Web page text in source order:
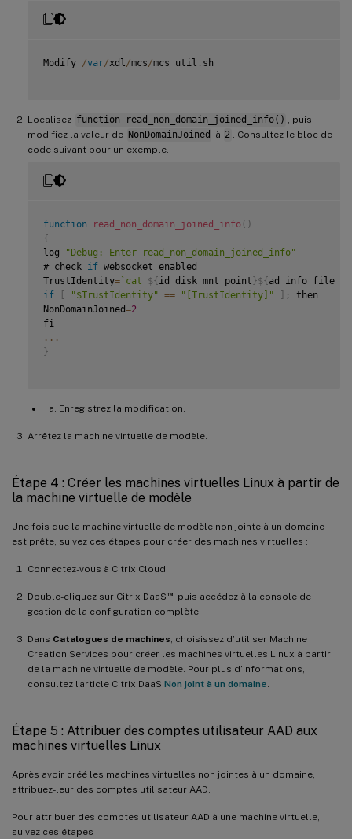
Modify /var/xdl/mcs/mcs_util . sh
Localisez function read_non_domain_joined_info() , puis
modifiez la valeur de NonDomainJoined à 2 . Consultez le bloc de
code suivant pour un exemple.
function read_non_domain_joined_info
)
{
log
"Debug: Enter read_non_domain_joined_info"
# check if websocket enabled
TrustIdentity= ` cat ${ id_disk_mnt_point }${
if
"$TrustIdentity" == "[TrustIdentity]" ;
then
NonDomainJoined=2
...
}
Enregistrez la modification.
Arrêtez la machine virtuelle de modèle.
Étape 4 : Créer les machines virtuelles Linux à partir de
la machine virtuelle de modèle
Une fois que la machine virtuelle de modèle non jointe à un domaine
est prête, suivez ces étapes pour créer des machines virtuelles :
Connectez-vous à Citrix Cloud.
Double-cliquez sur Citrix DaaS ™, puis accédez à la console de
gestion de la configuration complète.
Dans Catalogues de machines, choisissez d’utiliser Machine
Creation Services pour créer les machines virtuelles Linux à partir
de la machine virtuelle de modèle. Pour plus d’informations,
consultez l’article Citrix DaaS Non joint à un domaine.
Étape 5 : Attribuer des comptes utilisateur AAD aux
machines virtuelles Linux
Après avoir créé les machines virtuelles non jointes à un domaine,
attribuez-leur des comptes utilisateur AAD.
Pour attribuer des comptes utilisateur AAD à une machine virtuelle,
suivez ces étapes :